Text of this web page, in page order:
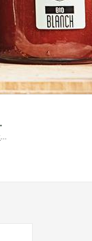
https://fruitablanch.com/